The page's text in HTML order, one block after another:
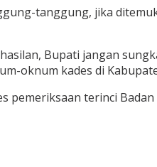
tanggung, jika
Bupati jangan
oknum kades di
terinci Badan